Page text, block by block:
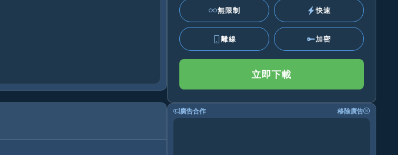
無限制 快速
離線 加密
立即下載
廣告合作 移除廣告